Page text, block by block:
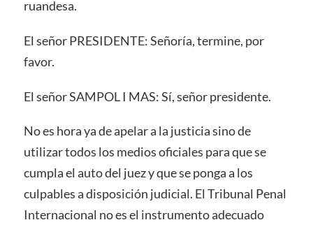
ruandesa.
El señor PRESIDENTE: Señoría, termine, por
favor.
El señor SAMPOL I MAS: Sí, señor presidente.
No es hora ya de apelar a la justicia sino de
utilizar todos los medios oficiales para que se
cumpla el auto del juez y que se ponga a los
culpables a disposición judicial. El Tribunal Penal
Internacional no es el instrumento adecuado